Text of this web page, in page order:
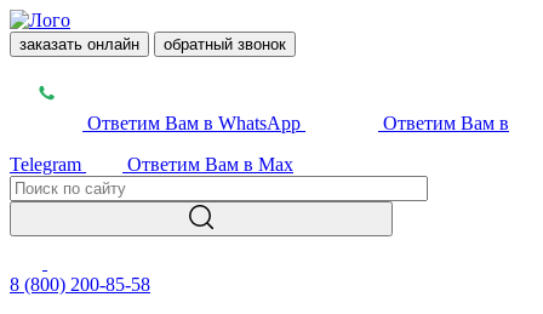
заказать онлайн обратный звонок
Ответим Вам в WhatsApp
Ответим Вам в
Telegram
Ответим Вам в Max
8 (800) 200-85-58